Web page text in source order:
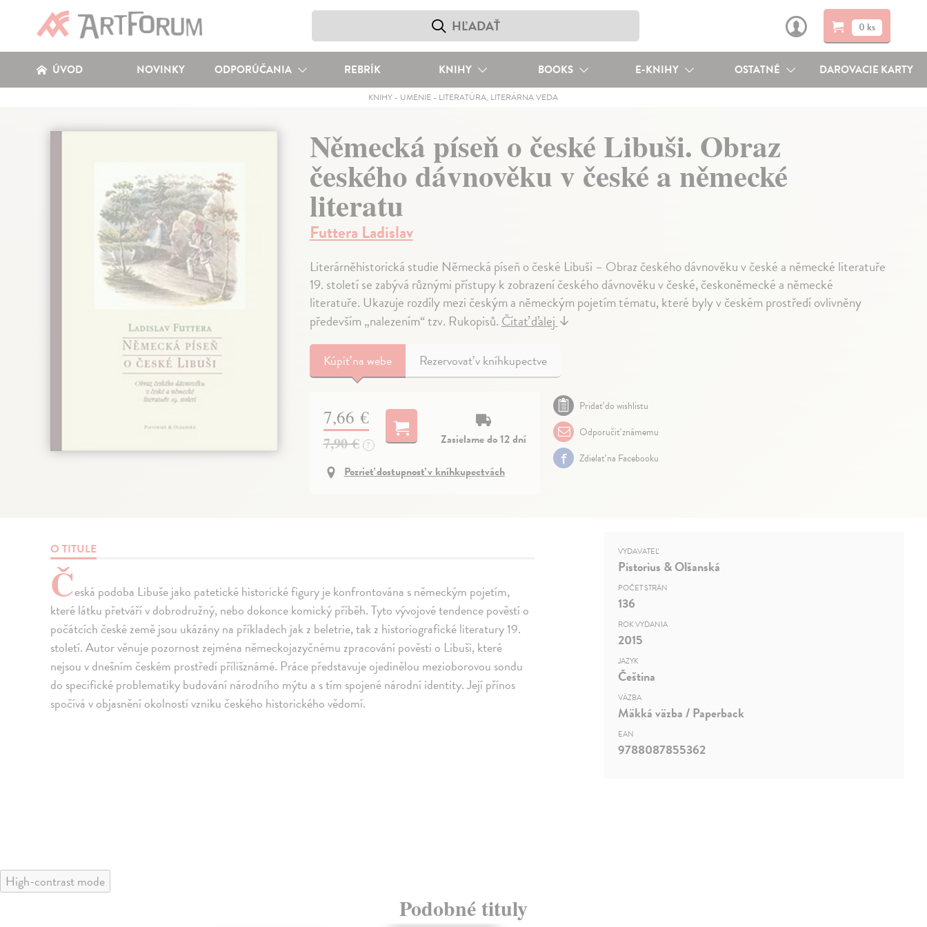
0 ks
ÚVOD NOVINKY ODPORÚČANIA REBRÍK KNIHY BOOKS E-KNIHY OSTATNÉ DAROVACIE KARTY
KNIHY - UMENIE - LITERATÚRA, LITERÁRNA VEDA
Německá píseň o české Libuši. Obraz
českého dávnověku v české a německé
literatu
Futtera Ladislav
Literárněhistorická studie Německá píseň o české Libuši – Obraz českého dávnověku v české a německé literatuře
19. století se zabývá různými přístupy k zobrazení českého dávnověku v české, českoněmecké a německé
literatuře. Ukazuje rozdíly mezi českým a německým pojetím tématu, které byly v českém prostředí ovlivněny
především „nalezením“ tzv. Rukopisů.Čítať ďalej↓
Kúpiťna webe Rezervovať v kníhkupectve
7,66 €
7,90 € ?
Zasielame do 12 dní
Pozrieť dostupnosť v kníhkupectvách
Pridať do wishlistu
Odporučiť známemu
Zdielať na Facebooku
O TITULE
Česká podoba Libuše jako patetické historické figury je konfrontována s německým pojetím,
které látku přetváří v dobrodružný, nebo dokonce komický příběh. Tyto vývojové tendence pověstí o
počátcích české země jsou ukázány na příkladech jak z beletrie, tak z historiografické literatury 19.
století. Autor věnuje pozornost zejména německojazyčnému zpracování pověsti o Libuši, které
nejsou v dnešním českém prostředí přílišznámé. Práce představuje ojedinělou mezioborovou sondu
do specifické problematiky budování národního mýtu a s tím spojené národní identity. Její přínos
spočívá v objasnění okolností vzniku českého historického vědomí.
VYDAVATEĽ
Pistorius & Olšanská
POČET STRÁN
136
ROK VYDANIA
2015
JAZYK
Čeština
VÄZBA
Mäkká väzba / Paperback
EAN
9788087855362
High-contrast mode
Podobné tituly